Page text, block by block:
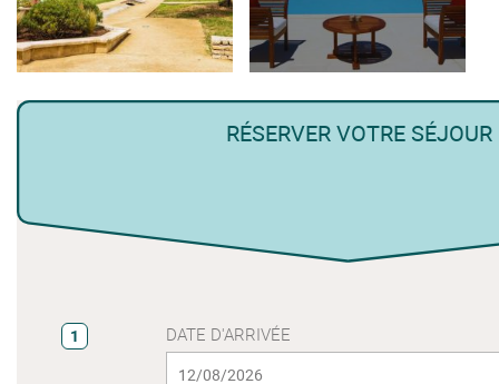
RÉSERVER VOTRE SÉJOUR
1 DATE D'ARRIVÉE